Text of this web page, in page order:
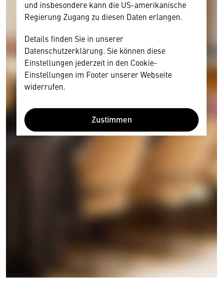
und insbesondere kann die US-amerikanische
Regierung Zugang zu diesen Daten erlangen.
Details finden Sie in unserer
Datenschutzerklärung. Sie können diese
Einstellungen jederzeit in den Cookie-
Einstellungen im Footer unserer Webseite
widerrufen.
Zustimmen